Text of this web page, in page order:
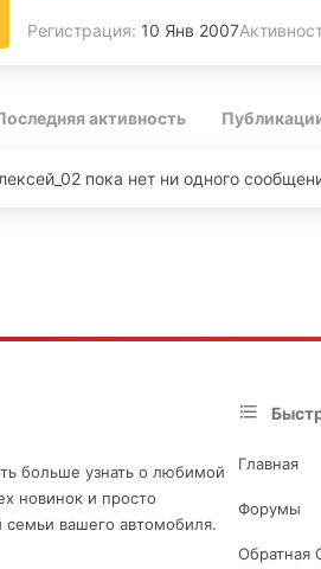
Регистрация 10 Янв 2007
активность
пока нет ни одного
больше узнать о любимой
новинок и просто
семьи вашего автомобиля.
Главная
Форумы
Обратная